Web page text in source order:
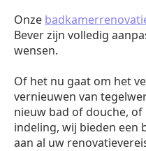
Onze
Bever zijn volledig
wensen.
Of het nu gaat om het
vernieuwen van
nieuw bad of douche,
indeling, wij bieden een
aan al uw